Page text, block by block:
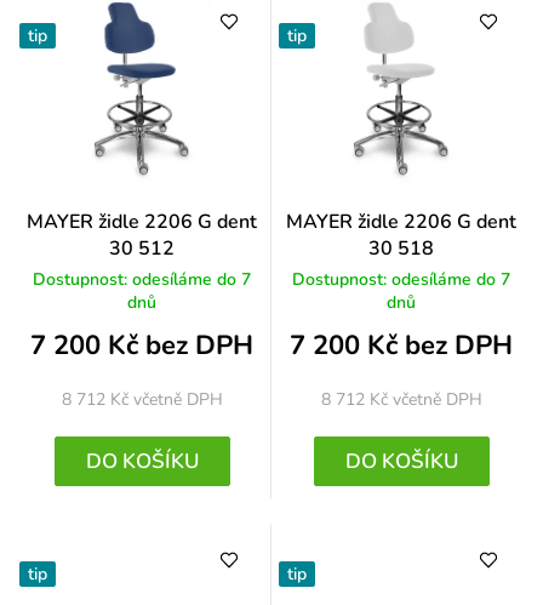
tip
MAYER židle 2206 G dent
30 512
Dostupnost: odesíláme do 7
dnů
7 200 Kč bez DPH
8 712 Kč včetně DPH
DO KOŠÍKU
tip
MAYER židle 2206 G dent
30 518
Dostupnost: odesíláme do 7
dnů
7 200 Kč bez DPH
8 712 Kč včetně DPH
DO KOŠÍKU
tip tip